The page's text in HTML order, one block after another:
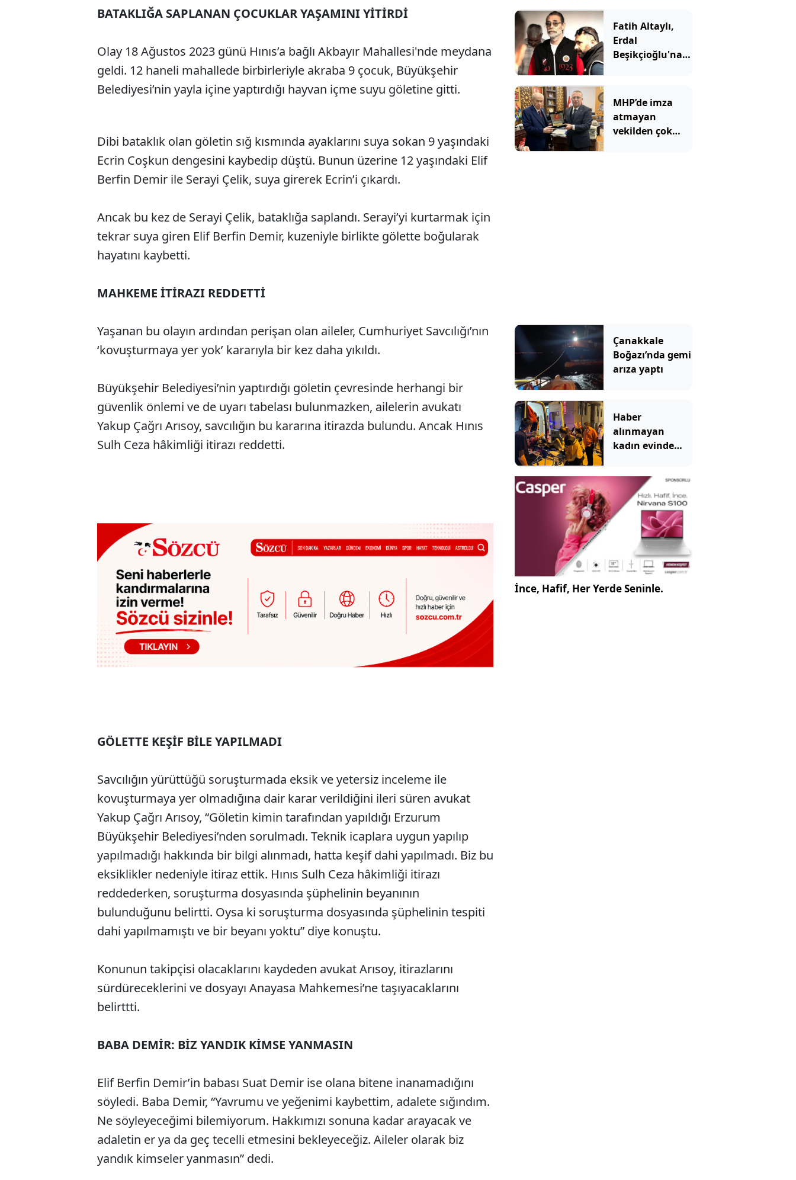
BATAKLIĞA SAPLANAN ÇOCUKLAR YAŞAMINI YİTİRDİ
Olay 18 Ağustos 2023 günü Hınıs’a bağlı Akbayır Mahallesi'nde meydana
geldi. 12 haneli mahallede birbirleriyle akraba 9 çocuk, Büyükşehir
Belediyesi’nin yayla içine yaptırdığı hayvan içme suyu göletine gitti.
Dibi bataklık olan göletin sığ kısmında ayaklarını suya sokan 9 yaşındaki
Ecrin Coşkun dengesini kaybedip düştü. Bunun üzerine 12 yaşındaki Elif
Berfin Demir ile Serayi Çelik, suya girerek Ecrin’i çıkardı.
Ancak bu kez de Serayi Çelik, bataklığa saplandı. Serayi’yi kurtarmak için
tekrar suya giren Elif Berfin Demir, kuzeniyle birlikte gölette boğularak
hayatını kaybetti.
MAHKEME İTİRAZI REDDETTİ
Yaşanan bu olayın ardından perişan olan aileler, Cumhuriyet Savcılığı’nın
‘kovuşturmaya yer yok’ kararıyla bir kez daha yıkıldı.
Büyükşehir Belediyesi’nin yaptırdığı göletin çevresinde herhangi bir
güvenlik önlemi ve de uyarı tabelası bulunmazken, ailelerin avukatı
Yakup Çağrı Arısoy, savcılığın bu kararına itirazda bulundu. Ancak Hınıs
Sulh Ceza hâkimliği itirazı reddetti.
GÖLETTE KEŞİF BİLE YAPILMADI
Savcılığın yürüttüğü soruşturmada eksik ve yetersiz inceleme ile
kovuşturmaya yer olmadığına dair karar verildiğini ileri süren avukat
Yakup Çağrı Arısoy, “Göletin kimin tarafından yapıldığı Erzurum
Büyükşehir Belediyesi’nden sorulmadı. Teknik icaplara uygun yapılıp
yapılmadığı hakkında bir bilgi alınmadı, hatta keşif dahi yapılmadı. Biz bu
eksiklikler nedeniyle itiraz ettik. Hınıs Sulh Ceza hâkimliği itirazı
reddederken, soruşturma dosyasında şüphelinin beyanının
bulunduğunu belirtti. Oysa ki soruşturma dosyasında şüphelinin tespiti
dahi yapılmamıştı ve bir beyanı yoktu” diye konuştu.
Konunun takipçisi olacaklarını kaydeden avukat Arısoy, itirazlarını
sürdüreceklerini ve dosyayı Anayasa Mahkemesi’ne taşıyacaklarını
belirttti.
BABA DEMİR: BİZ YANDIK KİMSE YANMASIN
Elif Berfin Demir’in babası Suat Demir ise olana bitene inanamadığını
söyledi. Baba Demir, “Yavrumu ve yeğenimi kaybettim, adalete sığındım.
Ne söyleyeceğimi bilemiyorum. Hakkımızı sonuna kadar arayacak ve
adaletin er ya da geç tecelli etmesini bekleyeceğiz. Aileler olarak biz
yandık kimseler yanmasın” dedi.
Fatih Altaylı,
Erdal
Beşikçioğlu'na
görevlisisiniz!
MHP’de imza
atmayan
vekilden çok
Çanakkale
Boğazı’nda gemi
arıza yaptı
Haber
alınmayan
kadın evinde
arasında
bulundu
İnce, Hafif, Her Yerde Seninle.